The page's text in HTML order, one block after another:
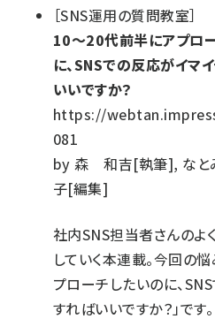
［SNS運用の質問教室］
10～20代前半にアプロ
に、SNSでの反応がイマ
いいですか？
https://
081
by森 和吉[執筆], なと
子[編集]
社内SNS担当者さんのよ
していく本連載。今回の
プローチしたいのに、
すればいいですか？」です。